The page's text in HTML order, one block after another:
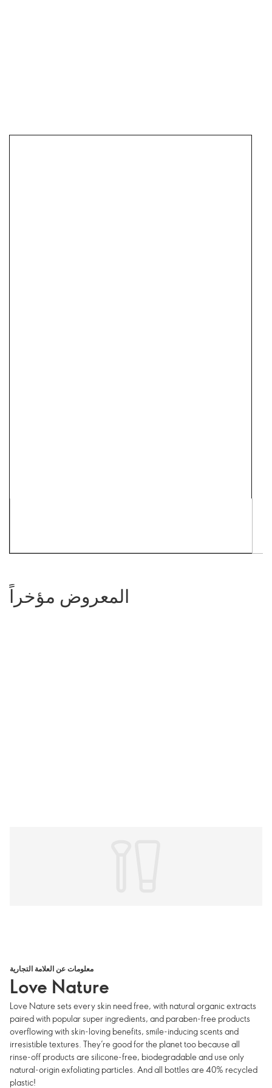
المعروض مؤخراً
معلومات عن العلامة التجارية
Love Nature
Love Nature sets every skin need free, with natural organic extracts
paired with popular super ingredients, and paraben-free products
overflowing with skin-loving benefits, smile-inducing scents and
irresistible textures. They’re good for the planet too because all
rinse-off products are silicone-free, biodegradable and use only
natural-origin exfoliating particles. And all bottles are 40% recycled
plastic!